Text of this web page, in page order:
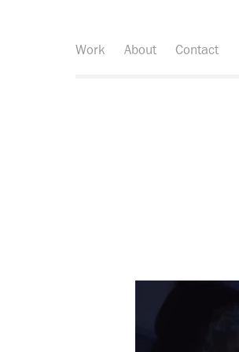
Work About Contact